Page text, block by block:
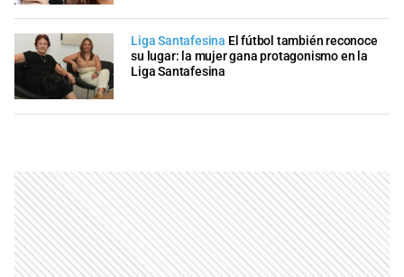
Liga Santafesina El fútbol también reconoce
su lugar: la mujer gana protagonismo en la
Liga Santafesina